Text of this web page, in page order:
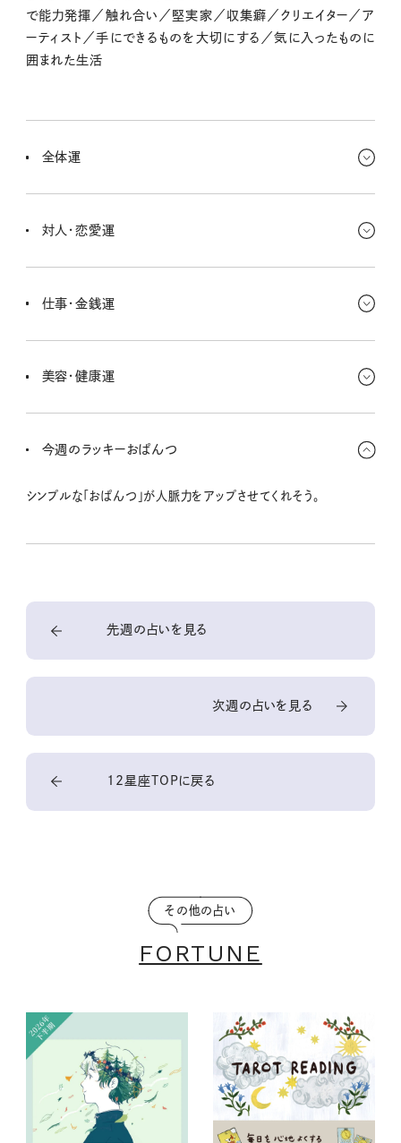
で能力発揮／触れ合い／堅実家／収集癖／クリエイター／ア
ーティスト／手にできるものを大切にする／気に入ったものに
囲まれた生活
全体運
とが鍵になって、信頼できる仲間と一緒にワクワクすることに挑戦し
対人・恋愛運
二人の間で秘密が生まれたりもしやすいな。自然な流れに任せて、
仕事・金銭運
だよ。情報を積極的に取りにいくことが運気向上になるみたい。保険
美容・健康運
輝けそう。週末はエレガントな装いでね！ ストレスで肩や首が疲れ
今週のラッキーおぱんつ
シンプルな「おぱんつ」が人脈力をアップさせてくれそう。
先週の占いを見る
次週の占いを見る
12星座TOPに戻る
その他の占い
FORTUNE